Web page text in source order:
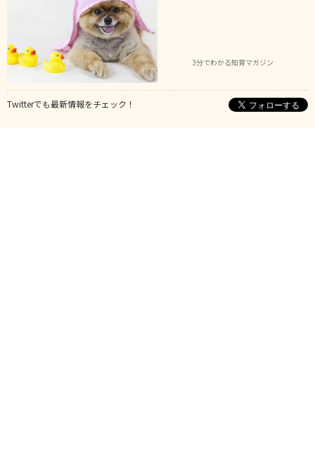
3分でわかる知育マガジン
Twitterでも最新情報をチェック！